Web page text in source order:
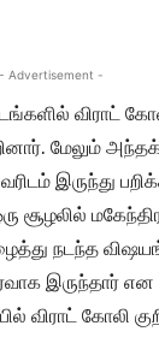
- Advertisement -
விராட்
மேலும்
இருந்து
சூழலில்
நடந்த
இருந்தார் என
விராட் கோலி